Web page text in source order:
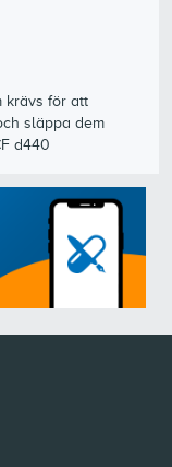
krävs för att
släppa dem
d440